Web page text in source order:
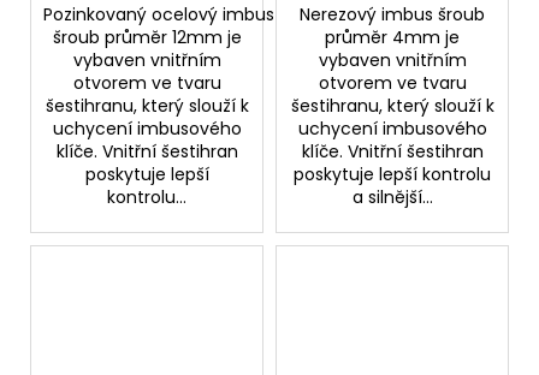
Pozinkovaný ocelový imbus
šroub průměr 12mm je
vybaven vnitřním
otvorem ve tvaru
šestihranu, který slouží k
uchycení imbusového
klíče. Vnitřní šestihran
poskytuje lepší
kontrolu...
Nerezový imbus šroub
průměr 4mm je
vybaven vnitřním
otvorem ve tvaru
šestihranu, který slouží k
uchycení imbusového
klíče. Vnitřní šestihran
poskytuje lepší kontrolu
a silnější...